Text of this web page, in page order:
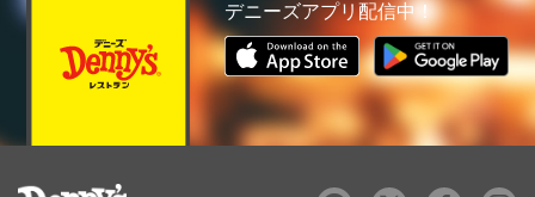
デニーズアプリ配信中！